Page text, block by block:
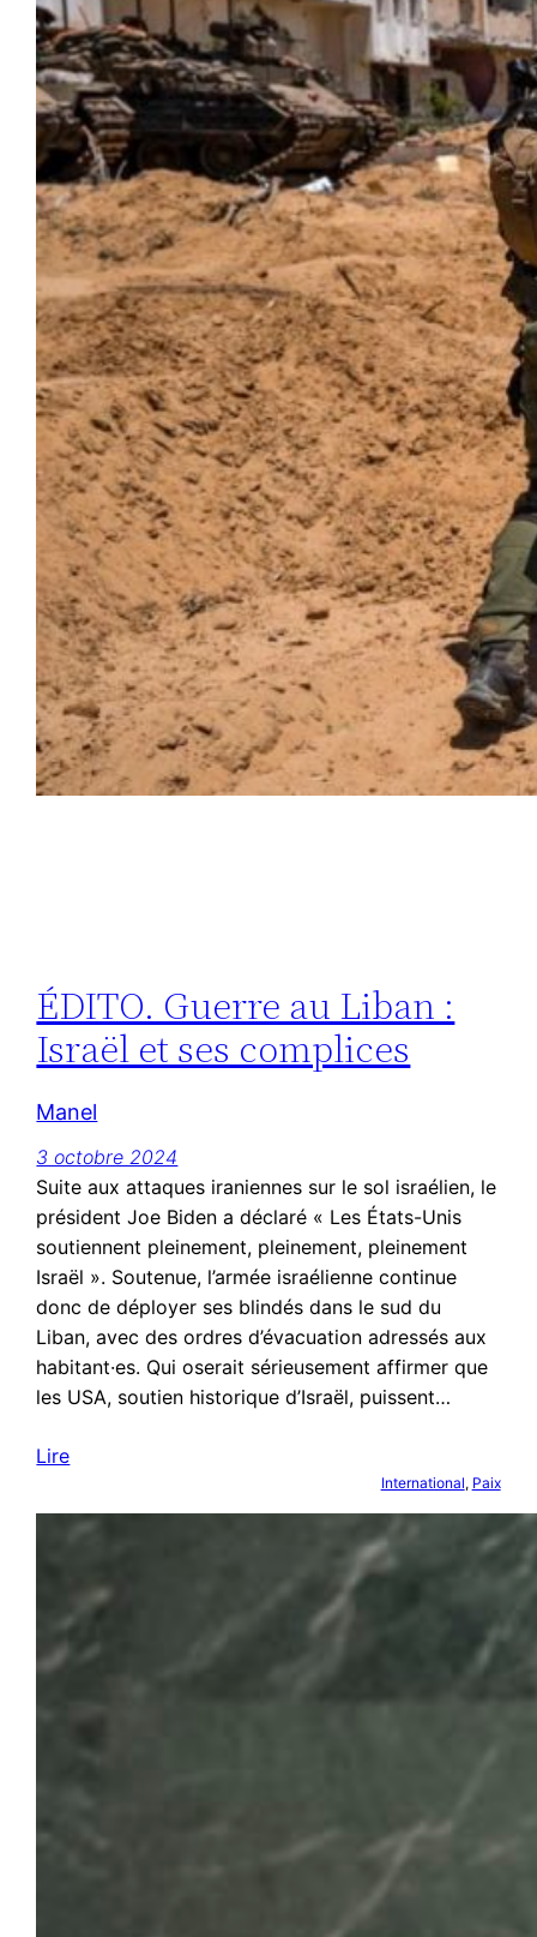
ÉDITO. Guerre au Liban :
Israël et ses complices
Manel
3 octobre 2024
Suite aux attaques iraniennes sur le sol israélien, le
président Joe Biden a déclaré « Les États-Unis
soutiennent pleinement, pleinement, pleinement
Israël ». Soutenue, l’armée israélienne continue
donc de déployer ses blindés dans le sud du
Liban, avec des ordres d’évacuation adressés aux
habitant·es. Qui oserait sérieusement affirmer que
les USA, soutien historique d’Israël, puissent…
Lire
International, Paix